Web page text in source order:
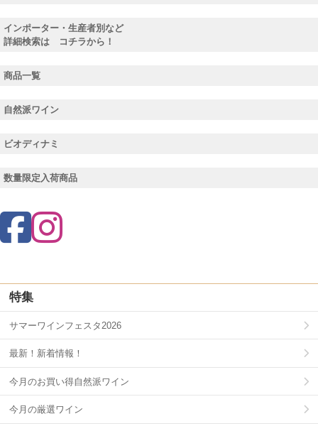
インポーター・生産者別など
詳細検索は コチラから！
商品一覧
自然派ワイン
ビオディナミ
数量限定入荷商品
特集
サマーワインフェスタ2026
最新！新着情報！
今月のお買い得自然派ワイン
今月の厳選ワイン